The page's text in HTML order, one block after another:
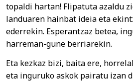
topaldi hartan! Flipatuta azaldu
landuaren hainbat ideia eta
ederrekin. Esperantzaz betea,
harreman-gune berriarekin.
Eta kezkaz bizi, baita ere,
eta inguruko askok pairatu izan